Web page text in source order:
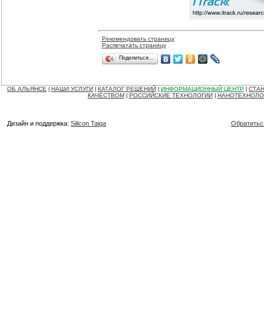
Рекомендовать страницу
Распечатать страницу
Поделиться…
ОБ АЛЬЯНСЕ НАШИ УСЛУГИ КАТАЛОГ РЕШЕНИЙ ИНФОРМАЦИОННЫЙ ЦЕНТР
КАЧЕСТВОМ
РОССИЙСКИЕ ТЕХНОЛОГИИ
Дизайн и поддержка: Silicon Taiga